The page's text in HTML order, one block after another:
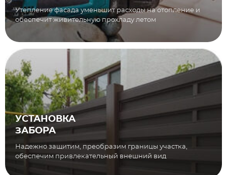
Утепление фасада уменьшит расходы на отопление и
обеспечит живительную прохладу летом
УСТАНОВКА
ЗАБОРА
Надежно защитим, преобразим границы участка,
обеспечим привлекательный внешний вид